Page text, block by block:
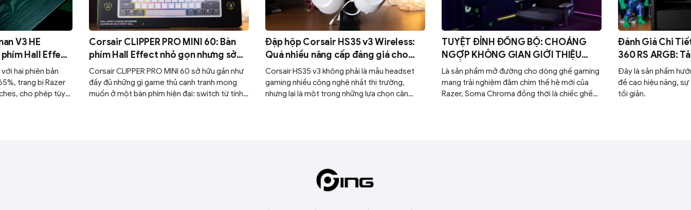
V3 HE
Hall Effect
hai phiên bản
trang bị Razer
cho phép tùy
Corsair CLIPPER PRO MINI 60: Bàn
phím Hall Effect nhỏ gọn nhưng sở
hữu sức mạnh
Corsair CLIPPER PRO MINI 60 sở hữu gần như
đầy đủ những gì game thủ cạnh tranh mong
muốn ở một bàn phím hiện đại: switch từ tính
Đập hộp Corsair HS35 v3 Wireless:
Quá nhiều nâng cấp đáng giá cho
một chiếc tai nghe gaming quốc dân
Corsair HS35 v3 không phải là mẫu headset
gaming nhiều công nghệ nhất thị trường,
nhưng lại là một trong những lựa chọn cân
TUYỆT ĐỈNH ĐỒNG BỘ: CHOÁNG
NGỢP KHÔNG GIAN GIỚI THIỆU
GHẾ GAMING RAZER SOMA
CHROMA
Là sản phẩm mở đường cho dòng ghế gaming
mang trải nghiệm đắm chìm thế hệ mới của
Razer, Soma Chroma đồng thời là chiếc ghế
Đánh Giá Chi
360 RS ARGB:
Đáng Mua Nhất
Đây là sản phẩm
đề cao hiệu năng,
tối giản.